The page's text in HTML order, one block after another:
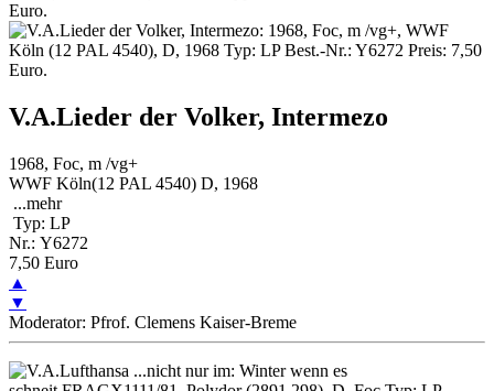
V.A.Lieder der Volker, Intermezo
1968, Foc, m /vg+
WWF Köln(12 PAL 4540) D, 1968
...mehr
Typ: LP
Nr.: Y6272
7,50 Euro
▲
▼
Moderator: Pfrof. Clemens Kaiser-Breme